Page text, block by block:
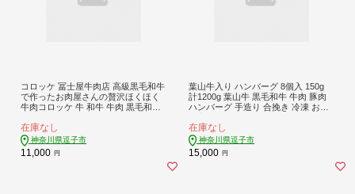
コロッケ 冨士屋牛肉店 高級黒毛和牛
で作ったお肉屋さんの贅沢ほくほく
牛肉コロッケ 牛 和牛 牛肉 黒毛和牛
在庫なし
神奈川県逗子市
11,000 円
葉山牛入り ハンバーグ 8個入 150g
計1200g 葉山牛 黒毛和牛 牛肉 豚肉
ハンバーグ 手造り 合挽き 冷凍 お取
厚 旨み 和牛 時短 簡単調理 冨士屋牛
肉店 神奈川県 逗子市
在庫なし
神奈川県逗子市
15,000 円